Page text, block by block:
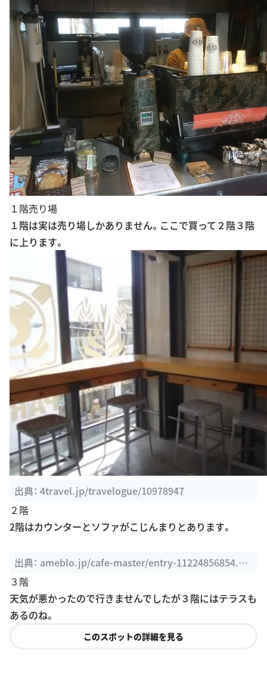
１階売り場
１階は実は売り場しかありません。ここで買って２階３階
に上ります。
出典：4travel.jp/travelogue/10978947
２階
2階はカウンターとソファがこじんまりとあります。